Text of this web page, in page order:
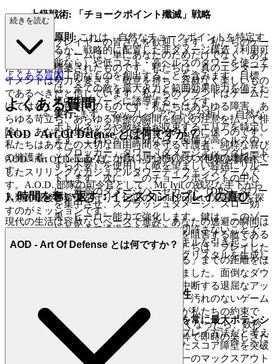
上級戦術: 「チョークポイント殲滅」戦略
原則: これは、自然なチョークポイントを特定す
るか、戦略的に配置した非ダメージ構造（利用可
能なら）や低コスト・高ヘルスのタワーを使って
人工的なものを創出することを含みます。目標
は、全ての敵を最大火力と範囲効果能力を備えた
集中キルゾーンに誘導することです。
実行:まず、マップレイアウトを分析し、自然な
ボトルネックや敵経路が収束するエリアを特定し
ます。これらが不十分なら、安価で高ヘルスの
「ブロッカー」タワー（ダメージアップグレード
すら不要）を使用して敵を望ましい経路にリルー
トします。次に、このチョークポイントの中心
に、最高のダメージパーセカンド（DPS）タワー
を集中させ、スプラッシュダメージ、スロー効
果、ヒーロー能力で強化します。鍵は、このゾー
ンを生きて通過できる敵を一切許さないことで
す。これにより、常時マルチキルを引き起こし、
効率的な敵殲滅からボーナスクリスタルを生成し
3. プロの秘密：直感に反する優位性
ほとんどのプレイヤーは、
既存のタワーを常に最大ポテンシ
ャルまでアップグレードする のが最善のプレイ方法だと考え
ています。彼らは間違っています。狂ったスコア障壁を突破
する真の秘密は、その逆です：序盤に単一のマックスアウト
るべき理由
洗練されたプレイヤーの皆さんを歓迎します。私たちのゲー
ムプラットフォームは、単にあなたのためだけでなく、あな
たを中心に構築されたものです。私たちは、真のエンターテ
イメントは努力を要さず、敬意を持ち、容赦なく楽しいもの
であるべきだと信じています。私たちのブランドはゲームだ
けではなく、哲学そのものです：私たちはあらゆる障害、あ
らゆる苛立ち、あらゆる摩擦の瞬間を細心の注意を払って排
除し、あなたの集中をプレイの興奮そのものに保つのです。
私たちはあなたの大切な自由時間を守る守護者、純粋な喜び
の擁護者、そしてあなたが真に居心地の良い体験の建築家で
す。
1. 時間を奪い返す：インスタントプレイの喜び
現代の生活は容赦ないペースで進み、あなたの逃避の瞬間は
神聖なものです。私たちは待機が楽しみを阻害する敵である
ことを理解しています。だからこそ、私たちは「プレイした
い」と思う気持ちから「実際にプレイする」までの距離をほ
ぼゼロにしたプラットフォームを構築しました。面倒なダウ
ンロード、無限のインストール、流れを中断する退屈なアッ
プデートは一切ありません。ただ純粋で、汚れのないゲーム
プレイが、即座にアクセス可能。こののが私たちの約束で
AOD - Art Of Defenseをプレイしたくなったら、数秒
でゲームに入れます。摩擦なし、ただ純粋で即時の楽しさだ
続きを読む
よくある質問
よくある質問
AOD - Art Of Defense とは何ですか？
AOD - Art Of Defense は、ポストアポカリプス世界を舞台に
したスリリングなカジュアルタワーディフェンスゲームで
す。A.O.D. 部隊の司令官として、Mr. Ivil の残忍な手下から
人類の最後の希望を守り、伝説の Inola Project の設計図を探
すのがミッションです。
AOD - Art Of Defense とは何ですか？